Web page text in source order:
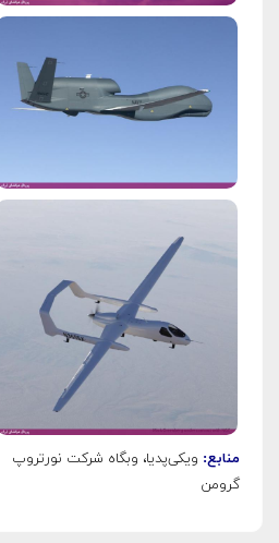
منابع: ویکی‌پدیا، وبگاه شرکت نورتروپ
گرومن